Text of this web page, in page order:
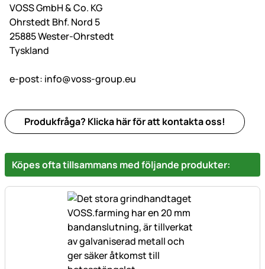
VOSS GmbH & Co. KG
Ohrstedt Bhf. Nord 5
25885 Wester-Ohrstedt
Tyskland
e-post: info@voss-group.eu
Produkfråga? Klicka här för att kontakta oss!
Köpes ofta tillsammans med följande produkter: